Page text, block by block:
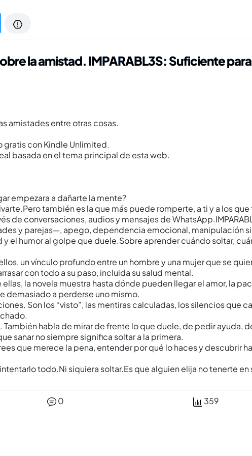
la amistad. IMPARABL3S: Suficiente
amistades entre otras cosas.
gratis con Kindle Unlimited.
basada en el tema principal de esta web.
empezara a dañarte la mente?
también es la que más puede romperte, a ti y a los que
de conversaciones, audios y mensajes de
y parejas—, apego, dependencia emocional, manipulación
el humor al golpe que duele.Sobre aprender cuándo soltar,
un vínculo profundo entre un hombre y una mujer que se
con todo a su paso, incluida su salud mental.
la novela muestra hasta dónde pueden llegar el amor, la
demasiado a perderse uno mismo.
Son los “visto”, las mentiras calculadas, los silencios que
También habla de mirar de frente lo que duele, de pedir ayuda,
sanar no siempre significa soltar a la primera.
que merece la pena, entender por qué lo haces y descubrir
todo.Ni siquiera soltar.Es que alguien elija no tenerte
0 359